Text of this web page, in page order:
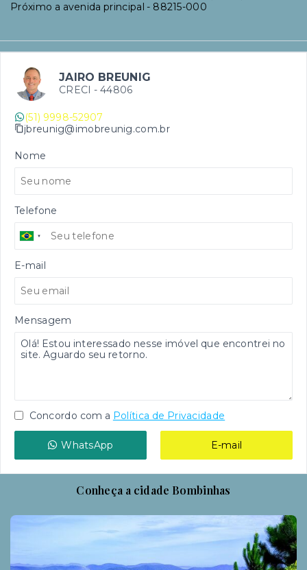
Próximo a avenida principal - 88215-000
JAIRO BREUNIG
CRECI - 44806
(51) 9998-52907
jbreunig@imobreunig.com.br
Nome
Telefone
E-mail
Mensagem
Concordo com a Política de Privacidade
WhatsApp E-mail
Conheça a cidade Bombinhas